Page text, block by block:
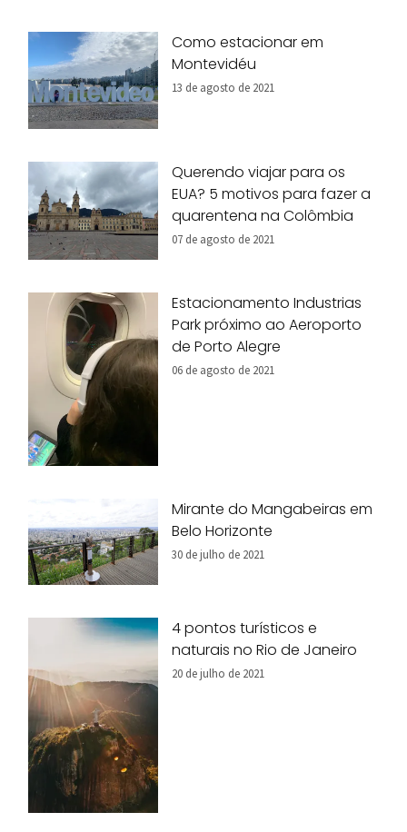
Como estacionar em
Montevidéu
13 de agosto de 2021
Querendo viajar para os
EUA? 5 motivos para fazer a
quarentena na Colômbia
07 de agosto de 2021
Estacionamento Industrias
Park próximo ao Aeroporto
de Porto Alegre
06 de agosto de 2021
Mirante do Mangabeiras em
Belo Horizonte
30 de julho de 2021
4 pontos turísticos e
naturais no Rio de Janeiro
20 de julho de 2021